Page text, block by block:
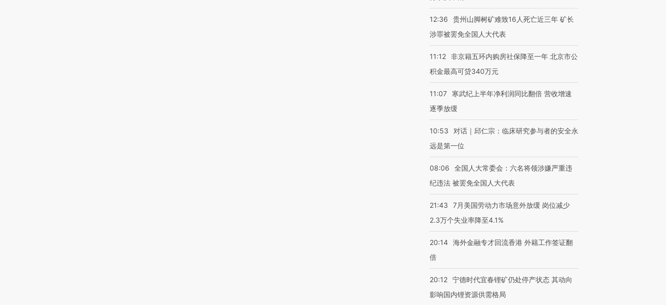
12:36
贵州山脚树矿难致16人死亡近三年 矿长
涉罪被罢免全国人大代表
11:12 非京籍五环内购房社保降至一年 北京市公
积金最高可贷340万元
11:07
寒武纪上半年净利润同比翻倍 营收增速
逐季放缓
10:53
对话｜邱仁宗：临床研究参与者的安全永
远是第一位
08:06
全国人大常委会：六名将领涉嫌严重违
纪违法 被罢免全国人大代表
21:43
7月美国劳动力市场意外放缓 岗位减少
2.3万个失业率降至4.1%
20:14 海外金融专才回流香港 外籍工作签证翻
倍
20:12 宁德时代宜春锂矿仍处停产状态 其动向
影响国内锂资源供需格局